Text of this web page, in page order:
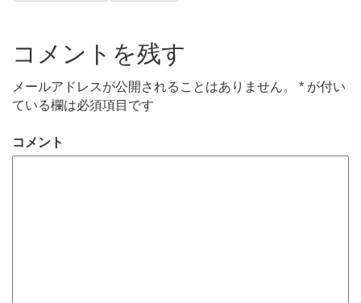
コメントを残す
メールアドレスが公開されることはありません。 * が付い
ている欄は必須項目です
コメント